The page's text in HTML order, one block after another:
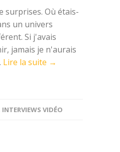
surprises. Où étais-
un univers
Si j'avais
jamais je n'aurais
Lire la suite →
INTERVIEWS VIDÉO